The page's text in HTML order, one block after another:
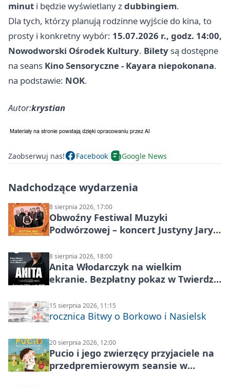
minut i będzie wyświetlany zdubbingiem.
Dla tych, którzy planują rodzinne wyjście do kina, to
prosty i konkretny wybór: 15.07.2026 r., godz. 14:00,
Nowodworski Ośrodek Kultury. Bilety są dostępne
na seans Kino Sensoryczne - Kayara niepokonana.
na podstawie: NOK.
Autor:krystian
Zaobserwuj nas! Facebook Google News
Nadchodzące wydarzenia
8 sierpnia 2026, 17:00
Obwoźny Festiwal Muzyki
Podwórzowej – koncert Justyny Jary i
8 sierpnia 2026, 18:00
Anita Włodarczyk na wielkim
ekranie. Bezpłatny pokaz w Twierdzy
15 sierpnia 2026, 11:15
rocznica Bitwy o Borkowo i Nasielsk
20 sierpnia 2026, 12:00
Pucio i jego zwierzęcy przyjaciele na
przedpremierowym seansie w